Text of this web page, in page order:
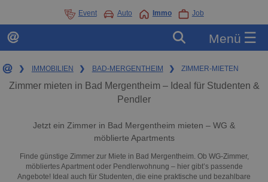
Event Auto Immo Job
Menü ☰
❯ IMMOBILIEN ❯ BAD-MERGENTHEIM ❯ ZIMMER-MIETEN
Zimmer mieten in Bad Mergentheim – Ideal für Studenten &
Pendler
Jetzt ein Zimmer in Bad Mergentheim mieten – WG &
möblierte Apartments
Finde günstige Zimmer zur Miete in Bad Mergentheim. Ob WG-Zimmer,
möbliertes Apartment oder Pendlerwohnung – hier gibt’s passende
Angebote! Ideal auch für Studenten, die eine praktische und bezahlbare